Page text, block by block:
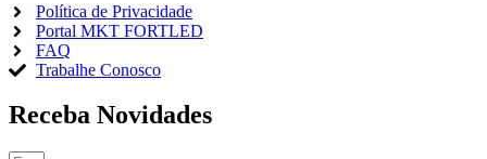
Política de Privacidade
Portal MKT FORTLED
FAQ
Trabalhe Conosco
Receba Novidades